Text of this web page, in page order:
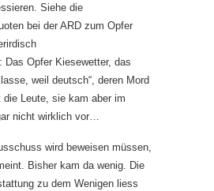
Siehe die
bei der ARD zum Opfer
Das Opfer Kiesewetter, das
weil deutsch“, deren Mord
die Leute, sie kam aber im
nicht wirklich vor…
wird beweisen müssen,
Bisher kam da wenig. Die
zu dem Wenigen liess